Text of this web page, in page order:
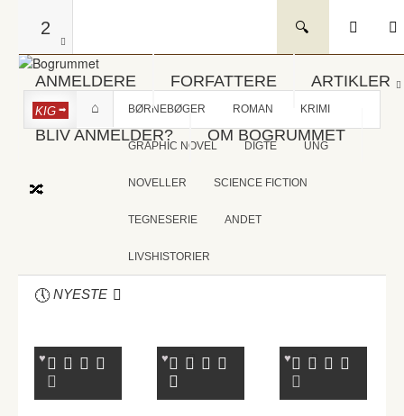
2
ANMELDERE FORFATTERE ARTIKLER
BLIV ANMELDER? OM BOGRUMMET
KIG BØRNEBØGER ROMAN KRIMI
GRAPHIC NOVEL DIGTE UNG
NOVELLER SCIENCE FICTION
TEGNESERIE ANDET
LIVSHISTORIER
NYESTE